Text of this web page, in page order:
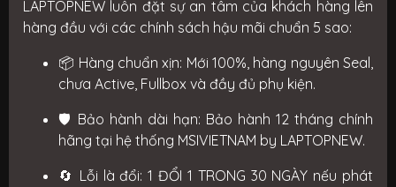
LAPTOPNEW luôn đặt sự an tâm của khách hàng lên
hàng đầu với các chính sách hậu mãi chuẩn 5 sao:
📦 Hàng chuẩn xịn: Mới 100%, hàng nguyên Seal,
chưa Active, Fullbox và đầy đủ phụ kiện.
🛡️ Bảo hành dài hạn: Bảo hành 12 tháng chính
hãng tại hệ thống MSIVIETNAM by LAPTOPNEW.
🔄 Lỗi là đổi: 1 ĐỔI 1 TRONG 30 NGÀY nếu phát